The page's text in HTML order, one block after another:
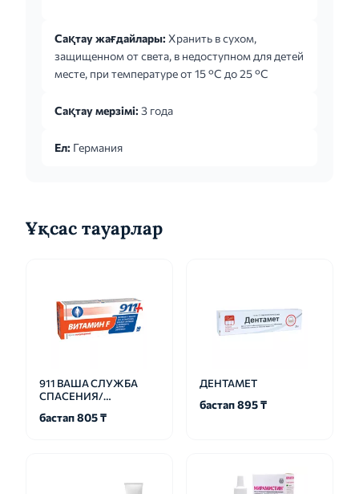
состояниях - 2 недели и более; при
воспалительных заболеваниях - не менее 3-4
недель.
Сақтау жағдайлары: Хранить в сухом,
защищенном от света, в недоступном для детей
месте, при температуре от 15 °С до 25 °С
Сақтау мерзімі: 3 года
Ел: Германия
Ұқсас тауарлар
911 ВАША СЛУЖБА
СПАСЕНИЯ/
ПОМОЩЬ
бастап 805 ₸
ДЕНТАМЕТ
бастап 895 ₸